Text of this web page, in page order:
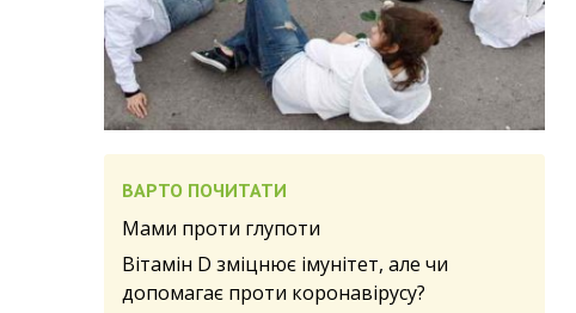
ВАРТО ПОЧИТАТИ
Мами проти глупоти
Вітамін D зміцнює імунітет, але чи
допомагає проти коронавірусу?